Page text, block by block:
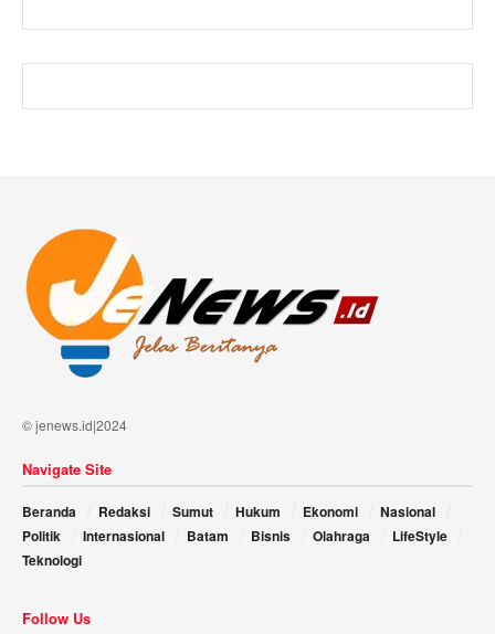
© jenews.id|2024
Navigate Site
Beranda Redaksi Sumut Hukum Ekonomi
Nasional
Politik
Internasional Batam Bisnis Olahraga
LifeStyle
Teknologi
Follow Us